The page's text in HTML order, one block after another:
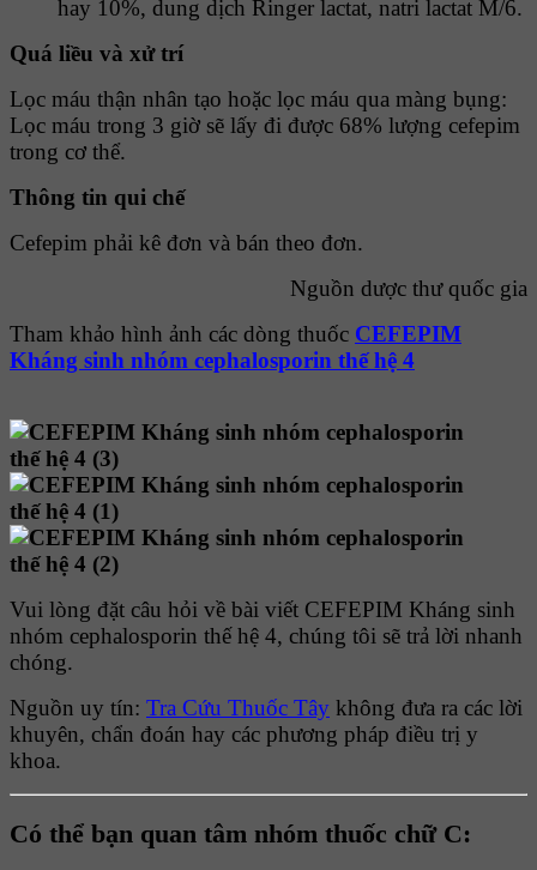
hay 10%, dung dịch Ringer lactat, natri lactat M/6.
Quá liều và xử trí
Lọc máu thận nhân tạo hoặc lọc máu qua màng bụng:
Lọc máu trong 3 giờ sẽ lấy đi được 68% lượng cefepim
trong cơ thể.
Thông tin qui chế
Cefepim phải kê đơn và bán theo đơn.
Nguồn dược thư quốc gia
Tham khảo hình ảnh các dòng thuốc CEFEPIM
Kháng sinh nhóm cephalosporin thế hệ 4
Vui lòng đặt câu hỏi về bài viết CEFEPIM Kháng sinh
nhóm cephalosporin thế hệ 4, chúng tôi sẽ trả lời nhanh
chóng.
Nguồn uy tín: Tra Cứu Thuốc Tây không đưa ra các lời
khuyên, chẩn đoán hay các phương pháp điều trị y
khoa.
Có thể bạn quan tâm nhóm thuốc chữ C: